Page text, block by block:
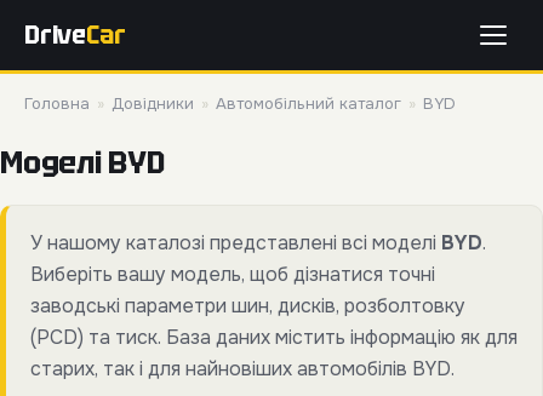
DriveCar
Головна » Довідники » Автомобільний каталог » BYD
Моделі BYD
У нашому каталозі представлені всі моделі BYD.
Виберіть вашу модель, щоб дізнатися точні
заводські параметри шин, дисків, розболтовку
(PCD) та тиск. База даних містить інформацію як для
старих, так і для найновіших автомобілів BYD.